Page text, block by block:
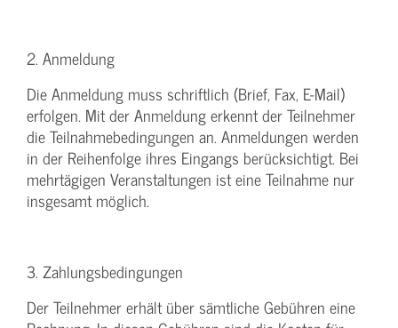
2. Anmeldung
Die Anmeldung muss schriftlich (Brief, Fax, E-Mail)
erfolgen. Mit der Anmeldung erkennt der Teilnehmer
die Teilnahmebedingungen an. Anmeldungen werden
in der Reihenfolge ihres Eingangs berücksichtigt. Bei
mehrtägigen Veranstaltungen ist eine Teilnahme nur
insgesamt möglich.
3. Zahlungsbedingungen
Der Teilnehmer erhält über sämtliche Gebühren eine